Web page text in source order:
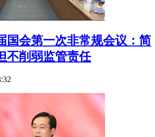
国会第一次非常规会议：简
不削弱监管责任